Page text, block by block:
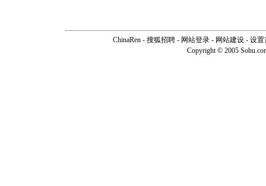
ChinaRen - 搜狐招聘 - 网站登录 - 网站建设 - 设置
Copyright © 2005